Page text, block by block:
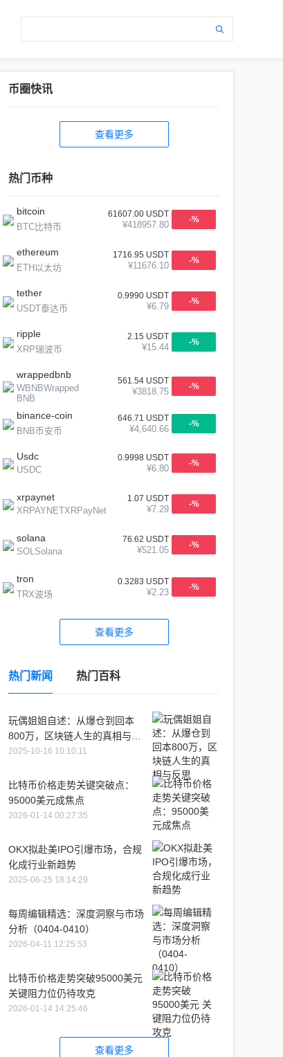
币圈快讯
查看更多
热门币种
bitcoin
BTC比特币
61607.00 USDT
¥418957.80 -%
ethereum
ETH以太坊
1716.95 USDT
¥11676.10 -%
tether
USDT泰达币
0.9990 USDT
¥6.79 -%
ripple
XRP瑞波币
2.15 USDT
¥15.44 -%
wrappedbnb
WBNBWrapped
BNB
561.54 USDT
¥3818.75 -%
binance-coin
BNB币安币
646.71 USDT
¥4,640.66 -%
Usdc
USDC
0.9998 USDT
¥6.80 -%
xrpaynet
XRPAYNETXRPayNet
1.07 USDT
¥7.29 -%
solana
SOLSolana
76.62 USDT
¥521.05 -%
tron
TRX波场
0.3283 USDT
¥2.23 -%
查看更多
热门新闻 热门百科
玩偶姐姐自述：从爆仓到回本
800万，区块链人生的真相与反
思
2025-10-16 10:10:11
比特币价格走势关键突破点：
95000美元成焦点
2026-01-14 00:27:35
OKX拟赴美IPO引爆市场，合规
化成行业新趋势
2025-06-25 18:14:29
每周编辑精选：深度洞察与市场
分析（0404-0410）
2026-04-11 12:25:53
比特币价格走势突破95000美元
关键阻力位仍待攻克
2026-01-14 14:25:46
查看更多